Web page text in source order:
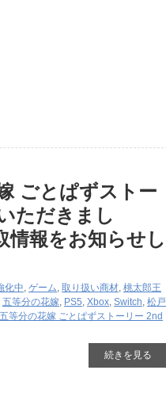
ごとぱずストー
ただきまし
情報をお知らせし
化中 ゲーム 取り扱い商材 桃太郎王
五等分の花嫁 PS5 Xbox Switch 松戸
五等分の花嫁 ごとぱずストーリー 2nd
続きを見る